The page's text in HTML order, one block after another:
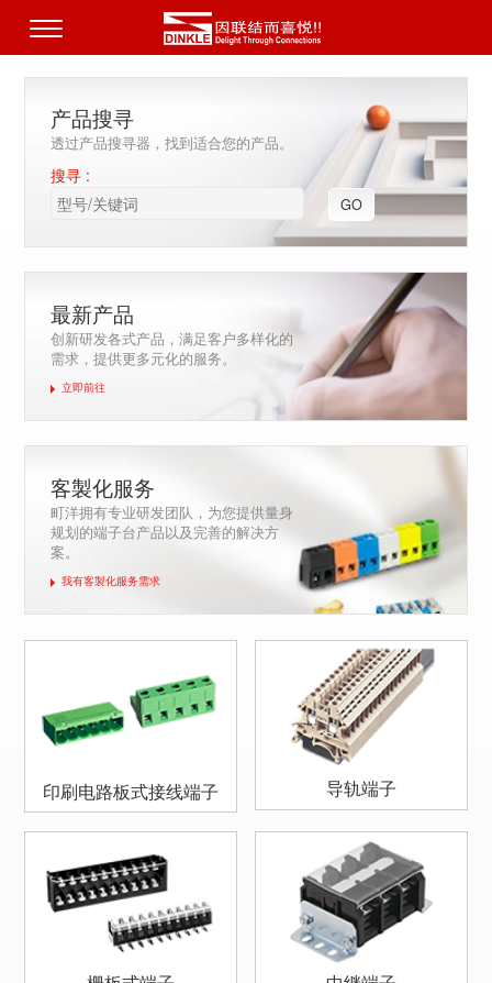
产品搜寻
透过产品搜寻器，找到适合您的产品。
搜寻 :
GO
最新产品
创新研发各式产品，满足客户多样化的
需求，提供更多元化的服务。
立即前往
客製化服务
町洋拥有专业研发团队，为您提供量身
规划的端子台产品以及完善的解决方
案。
我有客製化服务需求
印刷电路板式接线端子 导轨端子